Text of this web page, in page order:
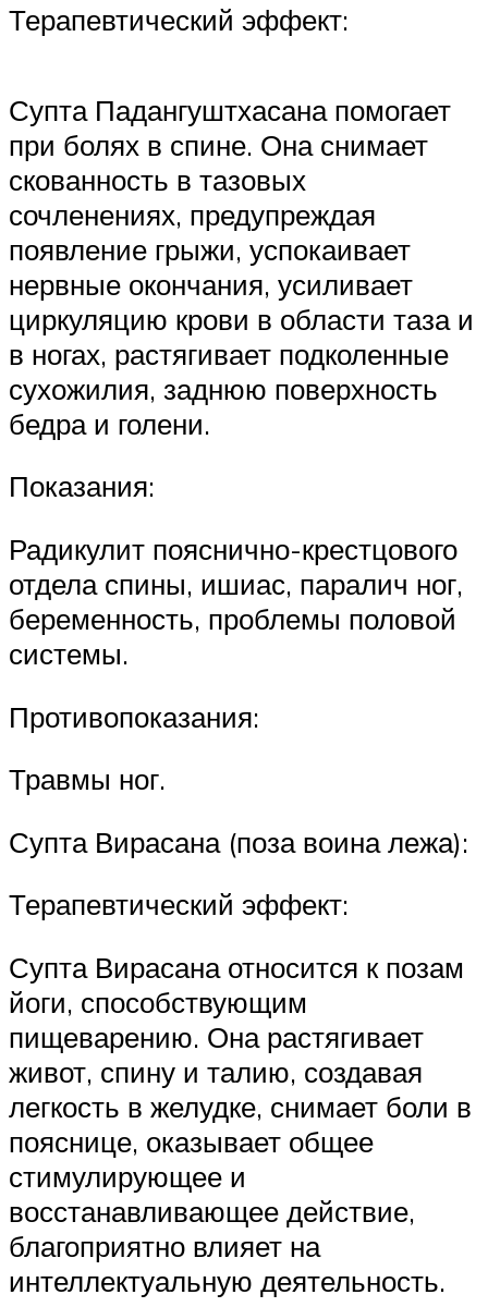
Терапевтический эффект:
Супта Падангуштхасана помогает
при болях в спине. Она снимает
скованность в тазовых
сочленениях, предупреждая
появление грыжи, успокаивает
нервные окончания, усиливает
циркуляцию крови в области таза и
в ногах, растягивает подколенные
сухожилия, заднюю поверхность
бедра и голени.
Показания:
Радикулит пояснично-крестцового
отдела спины, ишиас, паралич ног,
беременность, проблемы половой
системы.
Противопоказания:
Травмы ног.
Супта Вирасана (поза воина лежа):
Терапевтический эффект:
Супта Вирасана относится к позам
йоги, способствующим
пищеварению. Она растягивает
живот, спину и талию, создавая
легкость в желудке, снимает боли в
пояснице, оказывает общее
стимулирующее и
восстанавливающее действие,
благоприятно влияет на
интеллектуальную деятельность.